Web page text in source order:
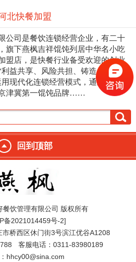
北快餐加盟
公司是餐饮连锁经营企业，有二十
旗下燕枫吉祥馄饨列居中华名小吃
盟店，是快餐行业备受欢迎的创业
益共享、风险共担、铸造品牌、共
现代化连锁经营模式，通过科学的
津冀第一馄饨品牌……
回到顶部
餐饮管理有限公司 版权所有
备2021014459号-2]
桥西区休门街3号滨江优谷A1208
客服电话：0311-83980189
hhcy00@sina.com